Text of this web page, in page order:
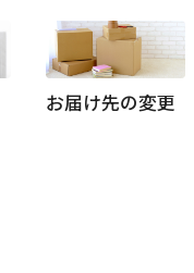
お届け先の変更